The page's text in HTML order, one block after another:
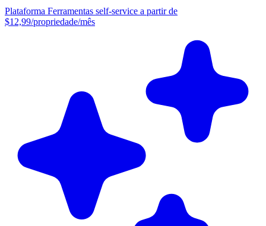
Plataforma Ferramentas self-service a partir de
$12,99/propriedade/mês